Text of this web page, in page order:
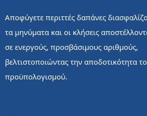
Αποφύγετε περιττές δαπάνες
τα μηνύματα και οι κλήσεις
σε ενεργούς, προσβάσιμους αριθμούς,
βελτιστοποιώντας την αποδοτικότητα
προϋπολογισμού.